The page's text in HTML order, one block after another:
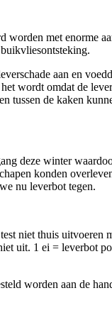
worden met enorme
aan en
wordt omdat de
tussen de kaken
deze winter
konden
nu leverbot tegen.
niet thuis uitvoeren
uit. 1 ei = leverbot
worden aan de